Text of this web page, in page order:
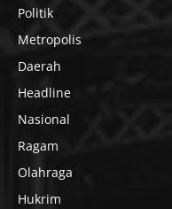
Politik
Metropolis
Daerah
Headline
Nasional
Ragam
Olahraga
Hukrim